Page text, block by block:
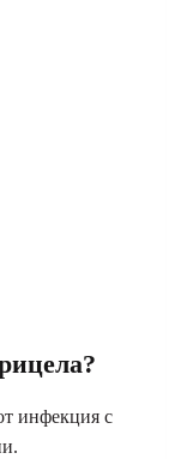
инфекция с